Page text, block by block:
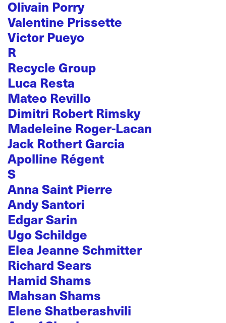
Olivain Porry
Valentine Prissette
Victor Pueyo
R
Recycle Group
Luca Resta
Mateo Revillo
Dimitri Robert Rimsky
Madeleine Roger-Lacan
Jack Rothert Garcia
Apolline Régent
S
Anna Saint Pierre
Andy Santori
Edgar Sarin
Ugo Schildge
Elea Jeanne Schmitter
Richard Sears
Hamid Shams
Mahsan Shams
Elene Shatberashvili